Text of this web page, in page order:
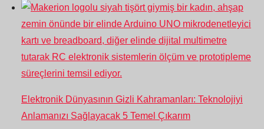
Elektronik Dünyasının Gizli Kahramanları: Teknolojiyi
Anlamanızı Sağlayacak 5 Temel Çıkarım